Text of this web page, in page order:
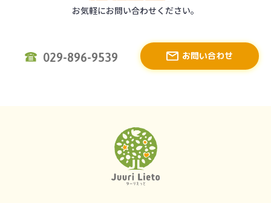
お気軽にお問い合わせください。
029-896-9539 お問い合わせ